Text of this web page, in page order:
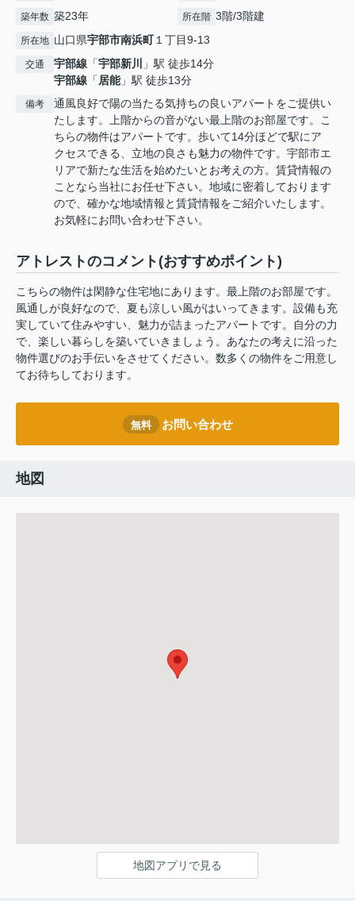
築年数 築23年 所在階 3階/3階建
所在地 山口県宇部市南浜町１丁目9-13
交通 宇部線 「宇部新川
」駅 徒歩14分
宇部線 「居能」駅 徒歩13分
備考
通風良好で陽の当たる気持ちの良いアパートをご提供い
たします。上階からの音がない最上階のお部屋です。こ
ちらの物件はアパートです。歩いて14分ほどで駅にア
クセスできる、立地の良さも魅力の物件です。宇部市エ
リアで新たな生活を始めたいとお考えの方。賃貸情報の
ことなら当社にお任せ下さい。地域に密着しております
ので、確かな地域情報と賃貸情報をご紹介いたします。
お気軽にお問い合わせ下さい。
アトレストのコメント(おすすめポイント)
こちらの物件は閑静な住宅地にあります。最上階のお部屋です。
風通しが良好なので、夏も涼しい風がはいってきます。設備も充
実していて住みやすい、魅力が詰まったアパートです。自分の力
で、楽しい暮らしを築いていきましょう。あなたの考えに沿った
物件選びのお手伝いをさせてください。数多くの物件をご用意し
てお待ちしております。
無料 お問い合わせ
地図
地図アプリで見る